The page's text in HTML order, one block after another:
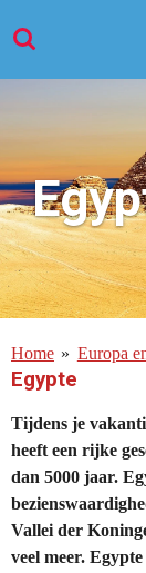
direct
naar
Home » Europa
Egypte
Tijdens je
heeft een rijke
dan 5000 jaar.
Vallei der
veel meer. Egypte